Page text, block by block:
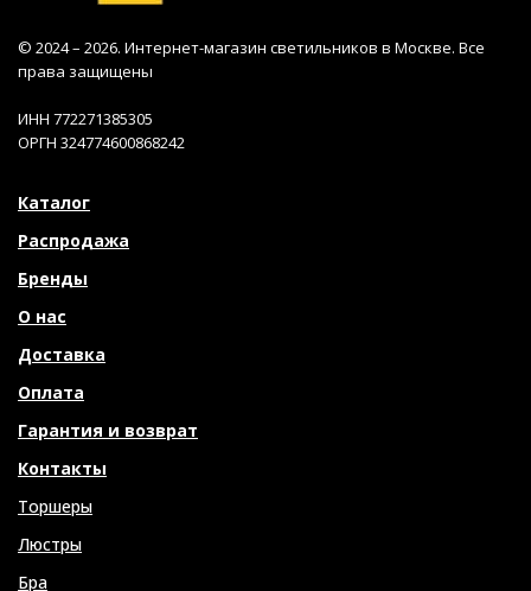
© 2024 – 2026. Интернет-магазин светильников в Москве. Все
права защищены
ИНН 772271385305
ОРГН 324774600868242
Каталог
Распродажа
Бренды
О нас
Доставка
Оплата
Гарантия и возврат
Контакты
Торшеры
Люстры
Бра